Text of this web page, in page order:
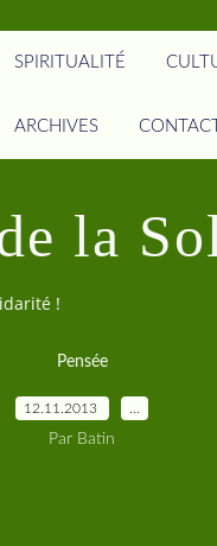
SPIRITUALITÉ
ARCHIVES CONTACT
la
!
Pensée
12.11.2013
Par Batin